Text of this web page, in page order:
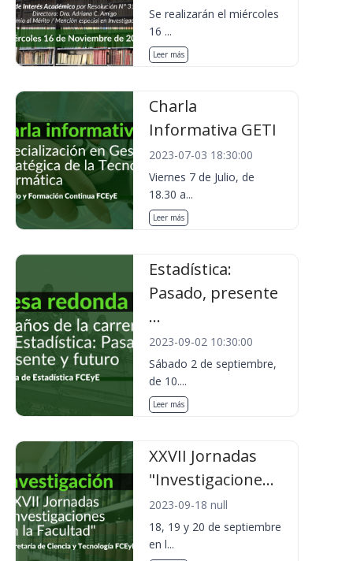
Se realizarán el miércoles
16 ...
Leer más
Charla
Informativa GETI
2023-07-03 18:30:00
Viernes 7 de Julio, de
18.30 a...
Leer más
Estadística:
Pasado, presente
...
2023-09-02 10:30:00
Sábado 2 de septiembre,
de 10....
Leer más
XXVII Jornadas
"Investigacione...
2023-09-18 null
18, 19 y 20 de septiembre
en l...